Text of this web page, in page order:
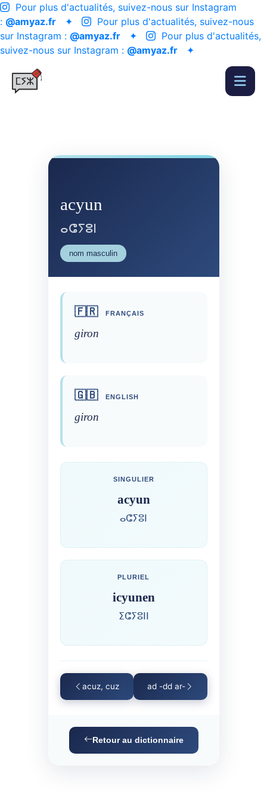
Pour plus d'actualités, suivez-nous sur Instagram
: @amyaz.fr ✦
Pour plus d'actualités, suivez-nous
sur Instagram : @amyaz.fr ✦
Pour plus d'actualités,
suivez-nous sur Instagram : @amyaz.fr ✦
acyun
ⴰⵛⵢⵓⵏ
nom masculin
🇫🇷 FRANÇAIS
giron
🇬🇧 ENGLISH
giron
SINGULIER
acyun
ⴰⵛⵢⵓⵏ
PLURIEL
icyunen
ⵉⵛⵢⵓⵏⵏ
acuz, cuz ad -dd ar-
Retour au dictionnaire